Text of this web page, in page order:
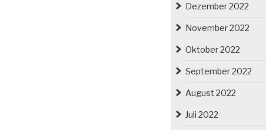
Dezember 2022
November 2022
Oktober 2022
September 2022
August 2022
Juli 2022